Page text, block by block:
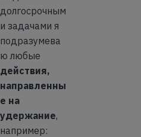
долгосрочным
и задачами я
подразумева
ю любые
действия,
направленны
е на
удержание,
например: